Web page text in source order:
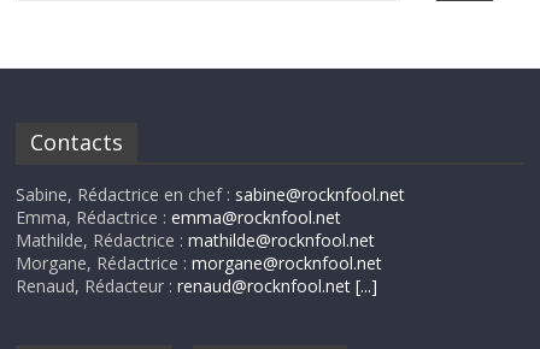
Contacts
Sabine, Rédactrice en chef : sabine@rocknfool.net
Emma, Rédactrice :emma@rocknfool.net
Mathilde, Rédactrice :mathilde@rocknfool.net
Morgane, Rédactrice :morgane@rocknfool.net
Renaud, Rédacteur :renaud@rocknfool.net [...]